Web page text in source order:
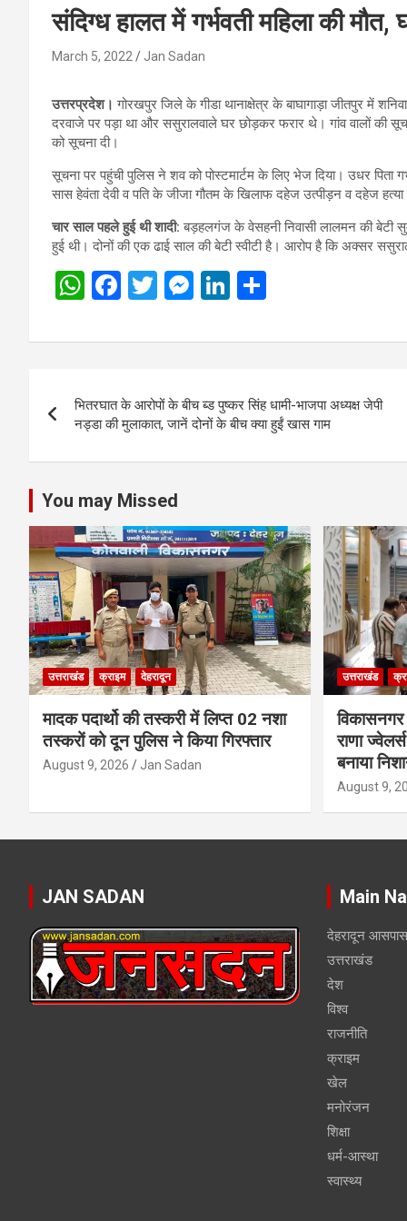
संदिग्ध हालत में गर्भवती महिला की
March 5, 2022 Jan Sadan
उत्तरप्रदेश। गोरखपुर जिले के गीडा थानाक्षेत्र के बाघागाड़ा जीतपुर में
दरवाजे पर पड़ा था और ससुरालवाले घर छोड़कर फरार थे। गांव वालों की
को सूचना दी।
सूचना पर पहुंची पुलिस ने शव को पोस्टमार्टम के लिए भेज दिया। उधर पिता
सास हेवंता देवी व पति के जीजा गौतम के खिलाफ दहेज उत्पीड़न व दहेज
चार साल पहले हुई थी शादी:बड़हलगंज के वेसहनी निवासी लालमन की बेटी सुमन
हुई थी। दोनों की एक ढाई साल की बेटी स्वीटी है। आरोप है कि अक्सर
W
at
A
p
p
F
ce
o
o
k
T
tt
M
se
g
er
Li
ke
n
ar
navigation
भितरघात के आरोपों के बीच ब्ड पुष्कर सिंह धामी-भाजपा अध्यक्ष जेपी
नड्डा की मुलाकात, जानें दोनों के बीच क्या हुईं खास गाम
You may Missed
उत्तराखंड क्राइम देहरादून
मादक पदार्थो की तस्करी में लिप्त 02 नशा
तस्करों को दून पुलिस ने किया गिरफ्तार
August 9, 2026 Jan Sadan
उत्तराखंड
विकासनगर
राणा
बनाया
August 9,
JAN SADAN Main
देहरादून आसपास
उत्तराखंड
देश
विश्व
राजनीति
क्राइम
खेल
मनोरंजन
शिक्षा
धर्म-आस्था
स्वास्थ्य